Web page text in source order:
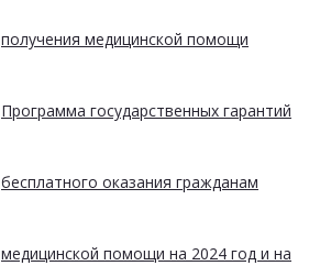
получения медицинской помощи
Программа государственных гарантий
бесплатного оказания гражданам
медицинской помощи на 2024 год и на